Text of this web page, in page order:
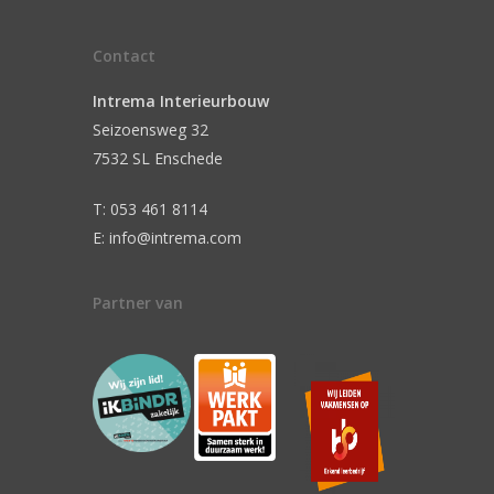
Contact
Intrema Interieurbouw
Seizoensweg 32
7532 SL Enschede
T: 053 461 8114
E: info@intrema.com
Partner van